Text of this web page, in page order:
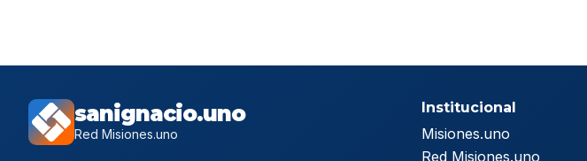
sanignacio.uno
Red Misiones.uno
Institucional
Misiones.uno
Red Misiones.uno